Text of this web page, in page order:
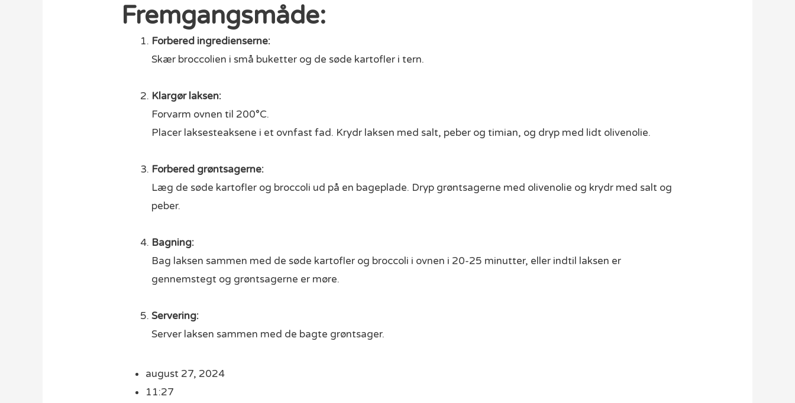
Fremgangsmåde:
Forbered ingredienserne:
Skær broccolien i små buketter og de søde kartofler i tern.
Klargør laksen:
Forvarm ovnen til 200°C.
Placer laksesteaksene i et ovnfast fad. Krydr laksen med salt, peber og timian, og dryp med lidt olivenolie.
Forbered grøntsagerne:
Læg de søde kartofler og broccoli ud på en bageplade. Dryp grøntsagerne med olivenolie og krydr med salt og
peber.
Bagning:
Bag laksen sammen med de søde kartofler og broccoli i ovnen i 20-25 minutter, eller indtil laksen er
gennemstegt og grøntsagerne er møre.
Servering:
Server laksen sammen med de bagte grøntsager.
august 27, 2024
11:27